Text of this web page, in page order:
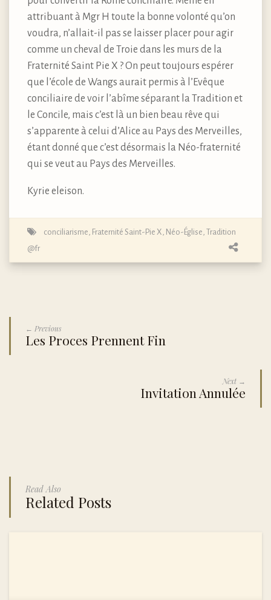
attribuant à Mgr H toute la bonne volonté qu’on
voudra, n’allait-il pas se laisser placer pour agir
comme un cheval de Troie dans les murs de la
Fraternité Saint Pie X ? On peut toujours espérer
que l’école de Wangs aurait permis à l’Evêque
conciliaire de voir l’abîme séparant la Tradition et
le Concile, mais c’est là un bien beau rêve qui
s’apparente à celui d’Alice au Pays des Merveilles,
étant donné que c’est désormais la Néo-fraternité
qui se veut au Pays des Merveilles.
Kyrie eleison.
conciliarisme Fraternité Saint-Pie X Néo-Église Tradition
@fr
← Previous
Les Proces Prennent Fin
Next →
Invitation Annulée
Read Also
Related Posts